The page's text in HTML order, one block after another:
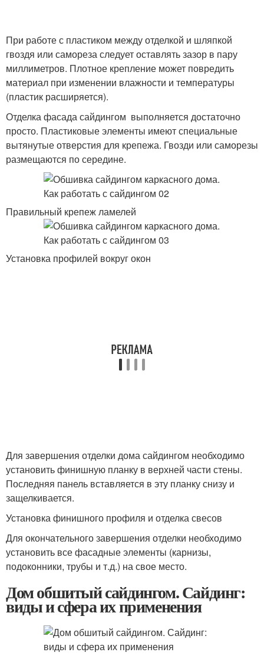
При работе с пластиком между отделкой и шляпкой
гвоздя или самореза следует оставлять зазор в пару
миллиметров. Плотное крепление может повредить
материал при изменении влажности и температуры
(пластик расширяется).
Отделка фасада сайдингом выполняется достаточно
просто. Пластиковые элементы имеют специальные
вытянутые отверстия для крепежа. Гвозди или саморезы
размещаются по середине.
Правильный крепеж ламелей
Установка профилей вокруг окон
Для завершения отделки дома сайдингом необходимо
установить финишную планку в верхней части стены.
Последняя панель вставляется в эту планку снизу и
защелкивается.
Установка финишного профиля и отделка свесов
Для окончательного завершения отделки необходимо
установить все фасадные элементы (карнизы,
подоконники, трубы и т.д.) на свое место.
Дом обшитый сайдингом. Сайдинг:
виды и сфера их применения